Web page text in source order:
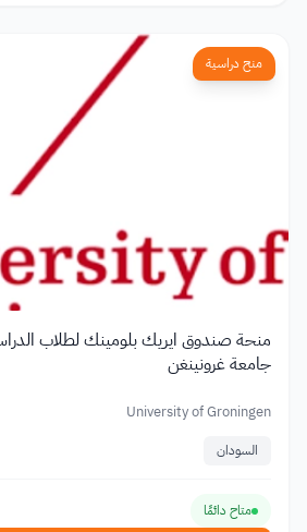
منح دراسية
منحة صندوق ايريك بلومينك لطلاب
جامعة غرونينغن
University of Groningen
السودان
متاح دائمًا